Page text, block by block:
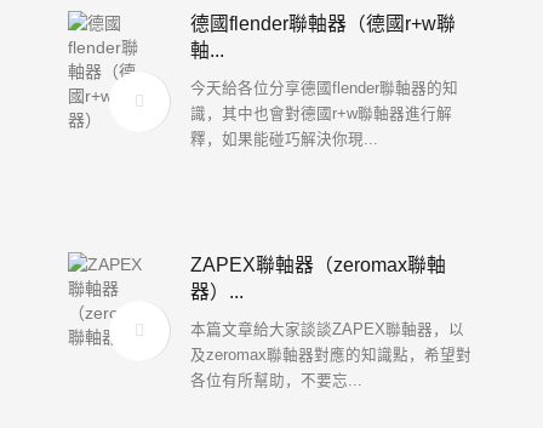
德國flender聯軸器（德國r+w聯
軸...
今天給各位分享德國flender聯軸器的知
識，其中也會對德國r+w聯軸器進行解
釋，如果能碰巧解決你現...
ZAPEX聯軸器（zeromax聯軸
器）...
本篇文章給大家談談ZAPEX聯軸器，以
及zeromax聯軸器對應的知識點，希望對
各位有所幫助，不要忘...